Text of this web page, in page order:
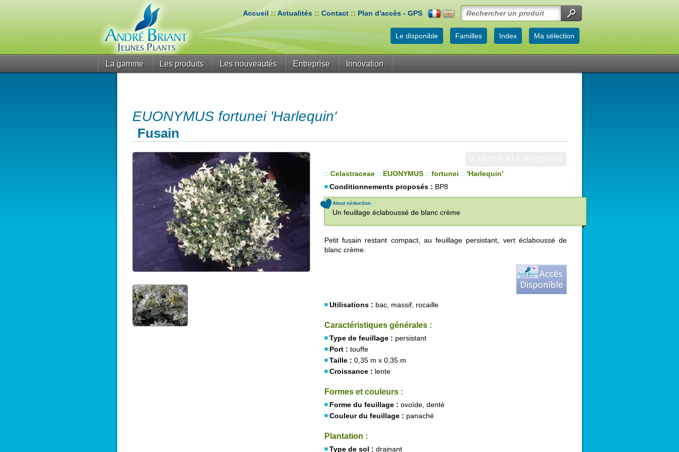
Accueil::Actualités :: Contact :: Plan d'accès - GPS
Le disponible Familles Index Ma sélection
La gamme Les produits Les nouveautés Entreprise Innovation
EUONYMUS fortunei 'Harlequin'
Fusain
:: Celastraceae :: EUONYMUS :: fortunei :: 'Harlequin'
Conditionnements proposés : BP8
Atout séduction
Un feuillage éclaboussé de blanc crème
Petit fusain restant compact, au feuillage persistant, vert éclaboussé de
blanc crème.
Utilisations : bac, massif, rocaille
Caractéristiques générales :
Type de feuillage : persistant
Port : touffe
Taille : 0,35 m x 0,35 m
Croissance : lente
Formes et couleurs :
Forme du feuillage : ovoïde, denté
Couleur du feuillage : panaché
Plantation :
Type de sol : drainant